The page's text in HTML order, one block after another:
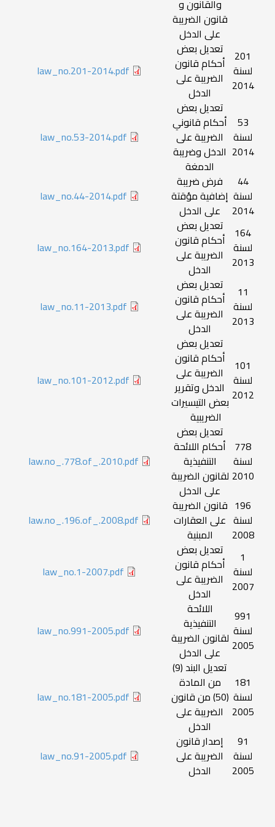
والقانون و
قانون الضريبة
على الدخل
201
لسنة
2014
تعديل بعض
أحكام قانون
الضريبة على
الدخل
law_no.201-2014.pdf
53
لسنة
2014
تعديل بعض
أحكام قانوني
الضريبة على
الدخل وضريبة
الدمغة
law_no.53-2014.pdf
44
لسنة
2014
فرض ضريبة
إضافية مؤقتة
على الدخل
law_no.44-2014.pdf
164
لسنة
2013
تعديل بعض
أحكام قانون
الضريبة على
الدخل
law_no.164-2013.pdf
11
لسنة
2013
تعديل بعض
أحكام قانون
الضريبة على
الدخل
law_no.11-2013.pdf
101
لسنة
2012
تعديل بعض
أحكام قانون
الضريبة على
الدخل وتقرير
بعض التيسيرات
الضريبية
law_no.101-2012.pdf
778
لسنة
2010
تعديل بعض
أحكام اللائحة
التنفيذية
لقانون الضريبة
على الدخل
law.no_.778.of_.2010.pdf
196
لسنة
2008
قانون الضريبة
على العقارات
المبنية
law.no_.196.of_.2008.pdf
1
لسنة
2007
تعديل بعض
أحكام قانون
الضريبة على
الدخل
law_no.1-2007.pdf
991
لسنة
2005
اللائحة
التنفيذية
لقانون الضريبة
على الدخل
law_no.991-2005.pdf
181
لسنة
2005
تعديل البند (9)
من المادة
(50) من قانون
الضريبة على
الدخل
law_no.181-2005.pdf
91
لسنة
2005
إصدار قانون
الضريبة على
الدخل
law_no.91-2005.pdf